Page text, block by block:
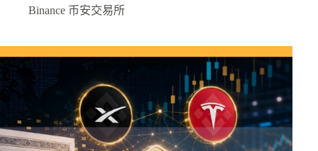
Binance 币安交易所